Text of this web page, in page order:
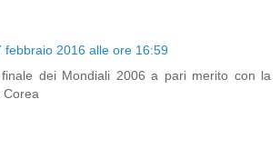
febbraio 2016 alle ore 16:59
dei Mondiali 2006 a pari merito con la
Corea